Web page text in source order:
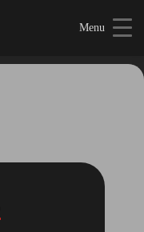
Menu